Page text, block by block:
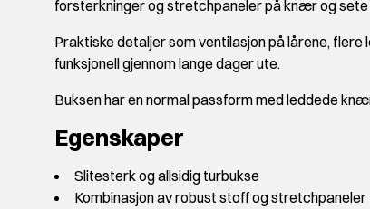
forsterkninger og stretchpaneler på knær og
Praktiske detaljer som ventilasjon på lårene,
funksjonell gjennom lange dager ute.
Buksen har en normal passform med leddede
Egenskaper
Slitesterk og allsidig turbukse
Kombinasjon av robust stoff og stretchpaneler